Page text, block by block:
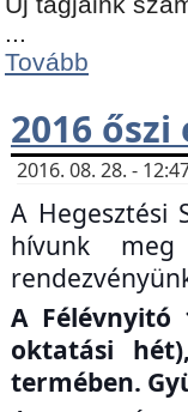
...
Tovább
2016
2016. 08. 28. -
A Hegesztési
hívunk
A Félévnyitó
oktatási
termében.